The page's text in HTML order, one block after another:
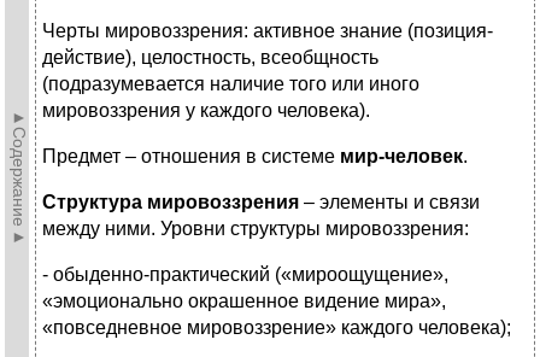
►Содержание►
Черты мировоззрения: активное знание (позиция-
действие), целостность, всеобщность
(подразумевается наличие того или иного
мировоззрения у каждого человека).
Предмет – отношения в системе мир-человек.
Структура мировоззрения – элементы и связи
между ними. Уровни структуры мировоззрения:
- обыденно-практический («мироощущение»,
«эмоционально окрашенное видение мира»,
«повседневное мировоззрение» каждого человека);